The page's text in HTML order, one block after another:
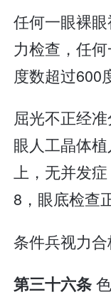
任何一眼裸
力检查，任
度数超过600
屈光不正经
眼人工晶体
上，无并发
8，眼底检查
条件兵视力合
第三十六条